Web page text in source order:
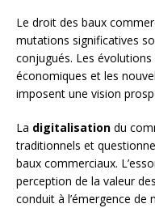
Le droit des baux
mutations significatives
conjugués. Les
économiques et les
imposent une vision
La digitalisation du
traditionnels et
baux commerciaux.
perception de la valeur
conduit à l’émergence